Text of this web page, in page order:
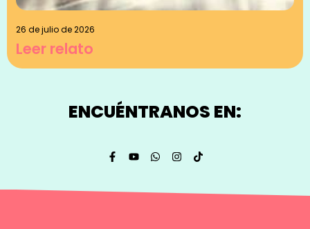
26 de julio de 2026
Leer relato
ENCUÉNTRANOS EN: